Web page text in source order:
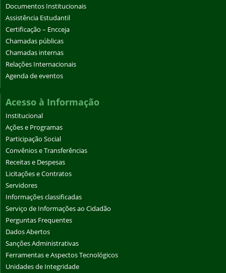
Documentos Institucionais
Assistência Estudantil
Certificação – Encceja
Chamadas públicas
Chamadas internas
Relações Internacionais
Agenda de eventos
Acesso à Informação
Institucional
Ações e Programas
Participação Social
Convênios e Transferências
Receitas e Despesas
Licitações e Contratos
Servidores
Informações classificadas
Serviço de Informações ao Cidadão
Perguntas Frequentes
Dados Abertos
Sanções Administrativas
Ferramentas e Aspectos Tecnológicos
Unidades de Integridade